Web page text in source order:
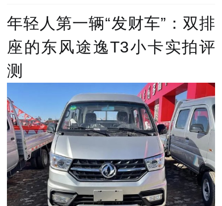
年轻人第一辆“发财车”：双排
座的东风途逸T3小卡实拍评
测